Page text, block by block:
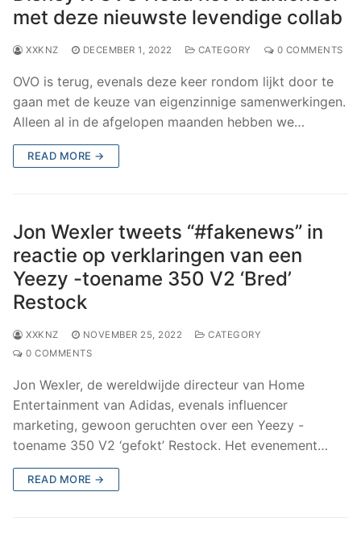
met deze nieuwste levendige collab
XXKNZ DECEMBER 1, 2022 CATEGORY 0 COMMENTS
OVO is terug, evenals deze keer rondom lijkt door te
gaan met de keuze van eigenzinnige samenwerkingen.
Alleen al in de afgelopen maanden hebben we…
READ MORE →
Jon Wexler tweets “#fakenews” in
reactie op verklaringen van een
Yeezy -toename 350 V2 ‘Bred’
Restock
XXKNZ NOVEMBER 25, 2022
CATEGORY
0 COMMENTS
Jon Wexler, de wereldwijde directeur van Home
Entertainment van Adidas, evenals influencer
marketing, gewoon geruchten over een Yeezy -
toename 350 V2 ‘gefokt’ Restock. Het evenement…
READ MORE →